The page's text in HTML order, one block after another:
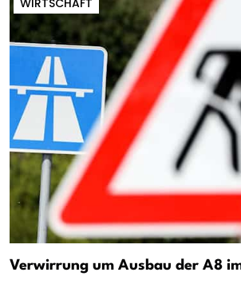
WIRTSCHAFT
Verwirrung um Ausbau der A8